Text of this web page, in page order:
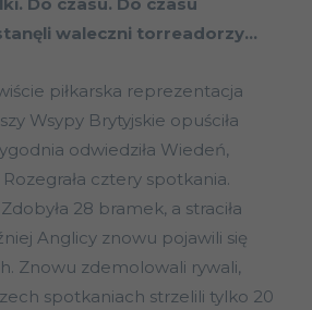
waleczni torreadorzy…
piłkarska reprezentacja
Wsypy Brytyjskie opuściła
odwiedziła Wiedeń,
cztery spotkania.
28 bramek, a straciła
Anglicy znowu pojawili się
Znowu zdemolowali rywali,
spotkaniach strzelili tylko 20